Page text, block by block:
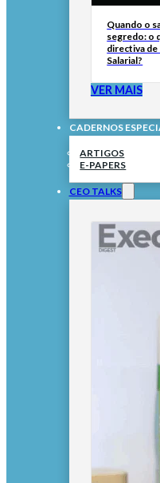
Quando o
segredo: o
directiva
Salarial?
VER MAIS
CADERNOS
ARTIGOS
E-PAPERS
CEO TALKS